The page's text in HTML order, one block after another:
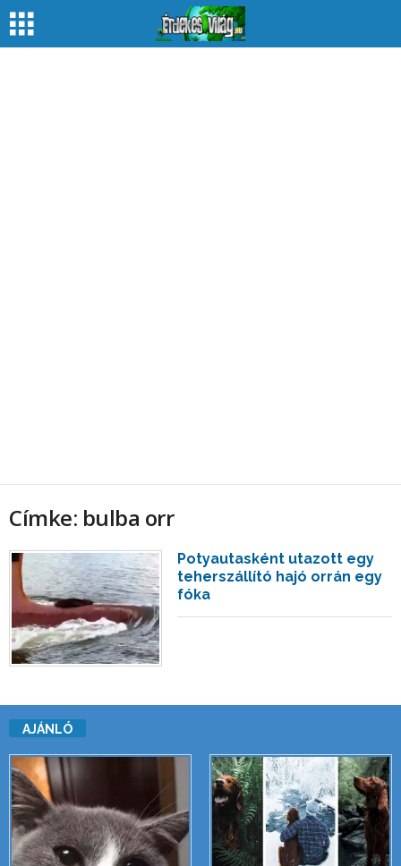
Címke: bulba orr
Potyautasként utazott egy
teherszállító hajó orrán egy
fóka
AJÁNLÓ